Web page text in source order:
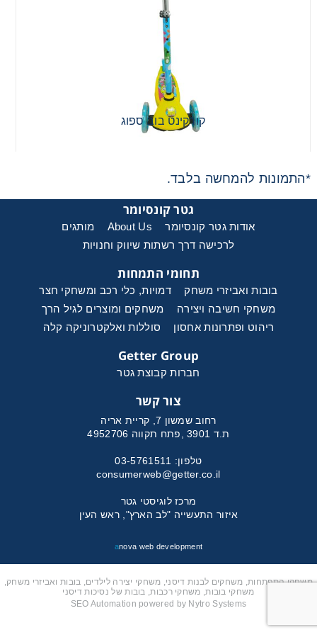
קורקינט בוב ספוג
*התמונות להמחשה בלבד.
גטר קונסיומר
אודות גטר קונסיומר About Us
מותגים
לרכישה דרך רשתות שיווק וחנויות
תחומי התמחות
בובות ואביזרי משחק
דמויות, כלי רכב ומשחקי חצר
משחקי חשיבה ויצירה
משחקים ומוצרים לגיל הרך
ריהוט ופתרונות אחסון
סוללות ואלקטרוניקה קלה
Getter Group
חברות קבוצת גטר
צור קשר
רחוב שמשון 7, קריית אריה
ת.ד 3901 ,פתח תקווה 4952706
טלפון: 03-5761511
consumerweb@getter.co.il
מרכז לוגיסטי גטר
איזור התעשייה "לב הארץ", ראש העין
anova web development
משחקי התפתחות, משחקים לבנות דיסני, משחקי יצירה לילדים, בובות ואביזרי משחק,
משחקי בובות, משחקי רכבות, בובות של נסיכות דיסני
SEO Automation powered by Nytro Systems